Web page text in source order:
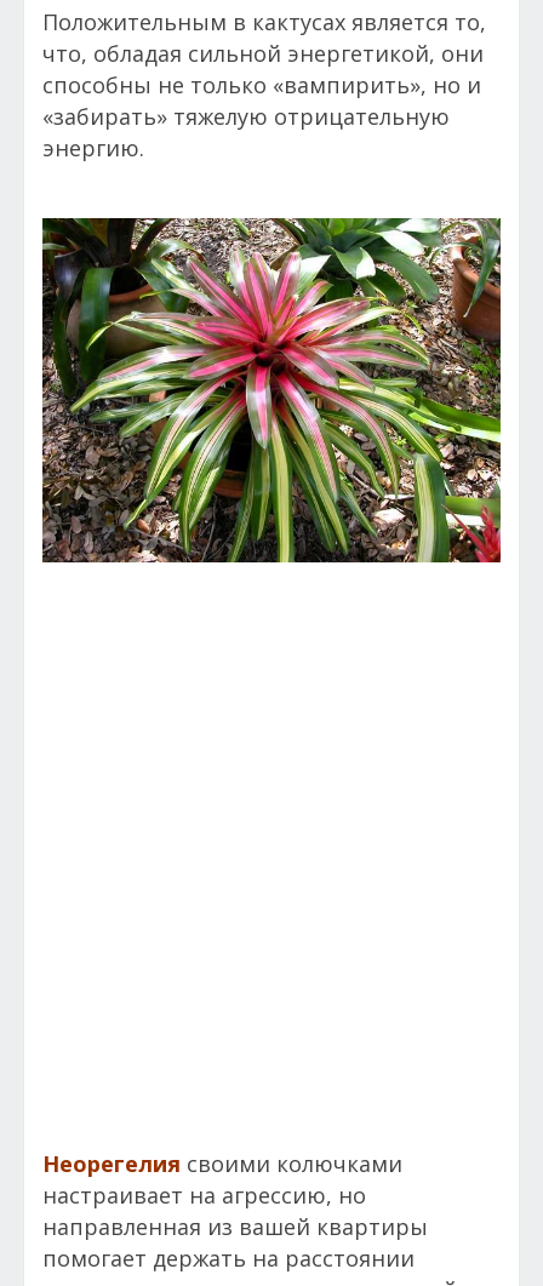
Положительным в кактусах является то,
что, обладая сильной энергетикой, они
способны не только «вампирить», но и
«забирать» тяжелую отрицательную
энергию.
Неорегелия своими колючками
настраивает на агрессию, но
направленная из вашей квартиры
помогает держать на расстоянии